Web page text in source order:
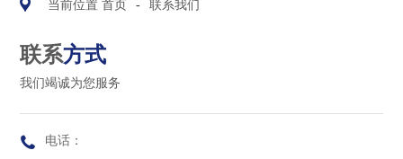
当前位置 首页 - 联系我们
联系方式
我们竭诚为您服务
 电话：